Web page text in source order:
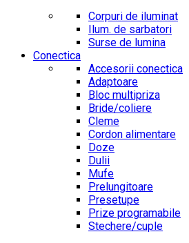
Corpuri de iluminat
Ilum. de sarbatori
Surse de lumina
Conectica
Accesorii conectica
Adaptoare
Bloc multipriza
Bride/coliere
Cleme
Cordon alimentare
Doze
Dulii
Mufe
Prelungitoare
Presetupe
Prize programabile
Stechere/cuple